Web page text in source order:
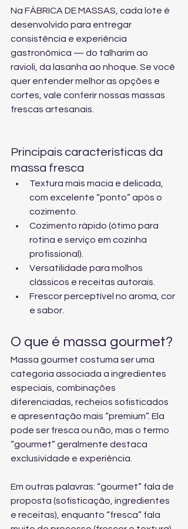
Na FÁBRICA DE MASSAS, cada lote é
desenvolvido para entregar
consistência e experiência
gastronômica — do talharim ao
ravioli, da lasanha ao nhoque. Se você
quer entender melhor as opções e
cortes, vale conferir nossas massas
frescas artesanais
Principais características da
massa fresca
Textura mais macia e delicada,
com excelente “ponto” após o
cozimento.
Cozimento rápido (ótimo para
rotina e serviço em cozinha
profissional).
Versatilidade para molhos
clássicos e receitas autorais.
Frescor perceptível no aroma, cor
e sabor.
O que é massa gourmet?
Massa gourmet costuma ser uma
categoria associada a ingredientes
especiais, combinações
diferenciadas, recheios sofisticados
e apresentação mais “premium”. Ela
pode ser fresca ou não, mas o termo
“gourmet” geralmente destaca
exclusividade e experiência.
Em outras palavras: “gourmet” fala de
proposta (sofisticação, ingredientes
e receitas), enquanto “fresca” fala